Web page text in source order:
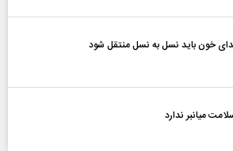
خون باید نسل به نسل منتقل شود
میانبر ندارد